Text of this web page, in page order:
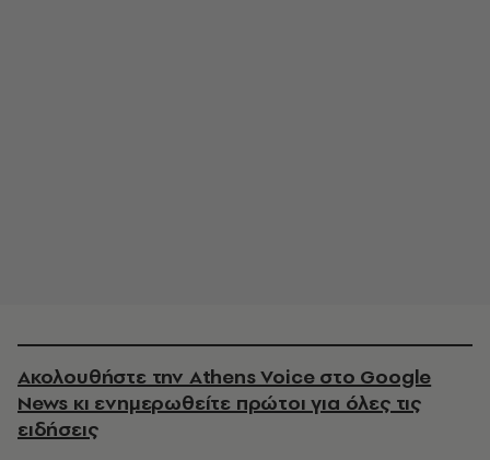
Ακολουθήστε την Athens Voice στο Google
News κι ενημερωθείτε πρώτοι για όλες τις
ειδήσεις